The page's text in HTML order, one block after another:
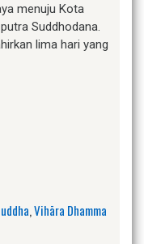
menuju Kota
Suddhodana.
lima hari yang
,Vihāra Dhamma